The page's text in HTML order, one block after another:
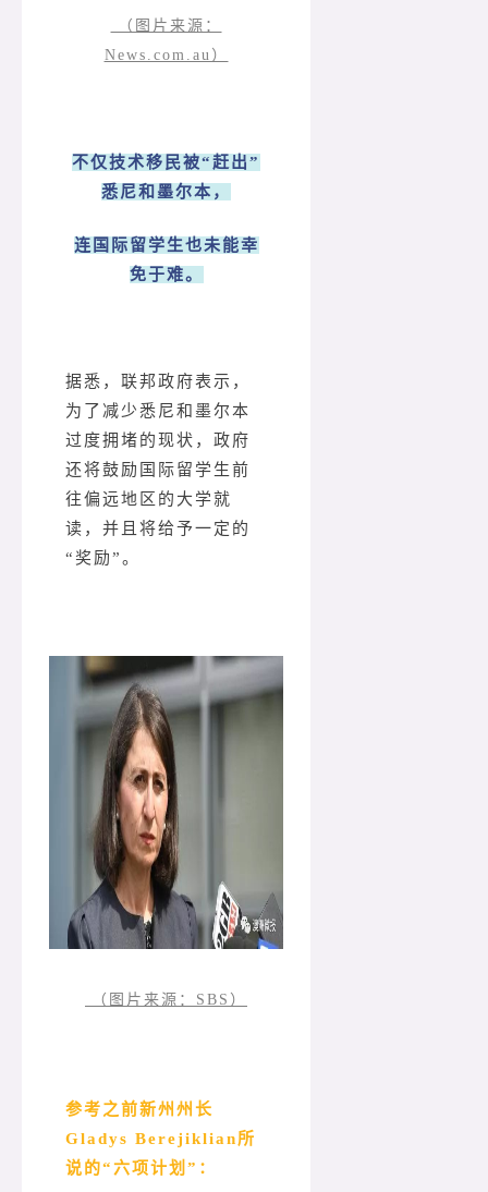
（图片来源：
News.com.au）
不仅技术移民被“赶出”
悉尼和墨尔本，
连国际留学生也未能幸
免于难。
据悉，联邦政府表示，
为了减少悉尼和墨尔本
过度拥堵的现状，政府
还将鼓励国际留学生前
往偏远地区的大学就
读，并且将给予一定的
“奖励”。
（图片来源：SBS）
参考之前新州州长
Gladys Berejiklian所
说的“六项计划”：